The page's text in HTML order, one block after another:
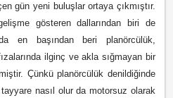
gün yeni buluşlar ortaya çıkmıştır.
gösteren dallarından biri de
en başından beri planörcülük,
ilginç ve akla sığmayan bir
Çünkü planörcülük denildiğinde
nasıl olur da motorsuz olarak